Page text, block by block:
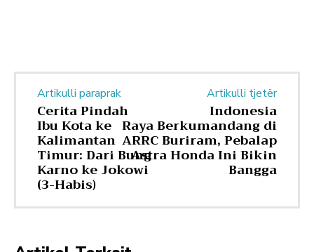
Artikulli paraprak
Cerita Pindah
Ibu Kota ke
Kalimantan
Timur: Dari Bung
Karno ke Jokowi
(3-Habis)
Artikulli tjetër
Indonesia
Raya Berkumandang di
ARRC Buriram, Pebalap
Astra Honda Ini Bikin
Bangga